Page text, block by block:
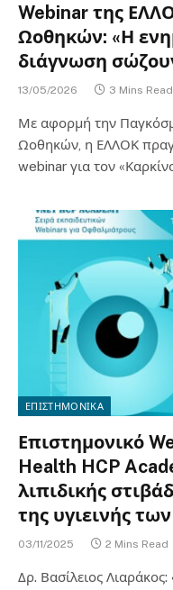
Webinar της
Ωοθηκών: «Η
διάγνωση
13/05/2026 3 Mins Read
Με αφορμή την
Ωοθηκών, η ΕΛΛΟΚ
webinar για τον
ΕΠΙΣΤΗΜΟΝΙΚΑ
Επιστημονικό
Health HCP
λιπιδικής
της υγιεινής
03/11/2025 2 Mins Read
Δρ. Βασίλειος